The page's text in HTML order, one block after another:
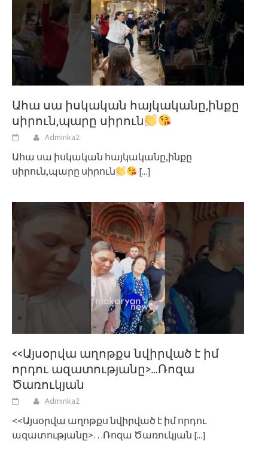
Ահա սա իսկական հայկականը,ինքը
սիրուն,պարը սիրուն
Adminka2
Ահա սա իսկական հայկականը,ինքը
սիրուն,պարը սիրուն
[...]
<<Այսօրվա աղոթքս նվիրված է իմ
որդու ազատությանը>…Ռոզա
Ծառուկյան
Adminka2
<<Այսօրվա աղոթքս նվիրված է իմ որդու
ազատությանը>…Ռոզա Ծառուկյան [...]